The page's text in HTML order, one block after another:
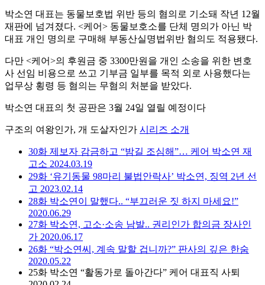
박소연 대표는 동물보호법 위반 등의 혐의로 기소돼 작년 12월
재판에 넘겨졌다. <케어> 동물보호소를 단체 명의가 아닌 박
대표 개인 명의로 구매해 부동산실명법위반 혐의도 적용됐다.
다만 <케어>의 후원금 중 3300만원을 개인 소송을 위한 변호
사 선임 비용으로 쓰고 기부금 일부를 목적 외로 사용했다는
업무상 횡령 등 혐의는 무혐의 처분을 받았다.
박소연 대표의 첫 공판은 3월 24일 열릴 예정이다
구조의 여왕인가, 개 도살자인가 시리즈 소개
30화 제보자 감금하고 “밤길 조심해”… 케어 박소연 재
고소 2024.03.19
29화 ‘유기동물 98마리 불법안락사’ 박소연, 징역 2년 선
고 2023.02.14
28화 박소연이 말했다.. “부끄러운 짓 하지 마세요!”
2020.06.29
27화 박소연, 고소·소송 남발.. 권리인가 합의금 장사인
가 2020.06.17
26화 “박소연씨, 계속 말할 겁니까?” 판사의 깊은 한숨
2020.05.22
25화 박소연 “활동가로 돌아간다” 케어 대표직 사퇴